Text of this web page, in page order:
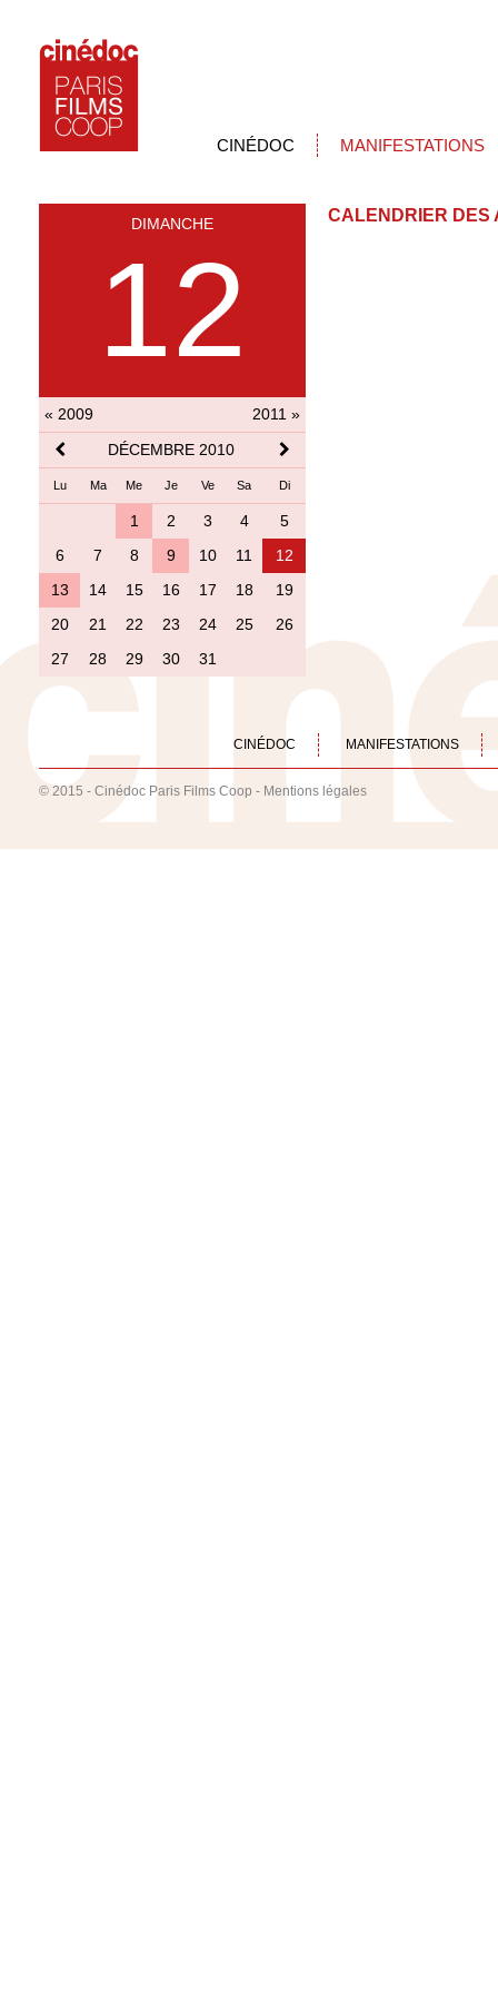
CINÉDOC MANIFESTATIONS
DIMANCHE
12
« 2009
2011 »
DÉCEMBRE 2010
Lu Ma Me Je Ve Sa Di
1 2 3 4
5
6
7 8 9 10 11
12
13
14 15 16 17 18
19
20
21 22 23 24 25
26
27
28 29 30 31
CALENDRIER DES
CINÉDOC MANIFESTATIONS
© 2015 - Cinédoc Paris Films Coop - Mentions légales